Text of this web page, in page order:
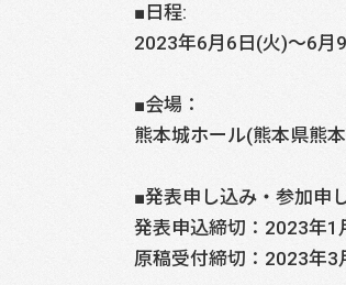
■日程:
2023年6月6日(火)～6月
■会場：
熊本城ホール(熊本県熊
■発表申し込み・参加申
発表申込締切：2023年1
原稿受付締切：2023年3